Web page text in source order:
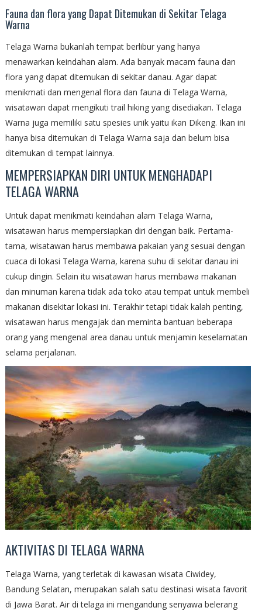
Fauna dan flora yang Dapat Ditemukan di Sekitar Telaga
Warna
Telaga Warna bukanlah tempat berlibur yang hanya
menawarkan keindahan alam. Ada banyak macam fauna dan
flora yang dapat ditemukan di sekitar danau. Agar dapat
menikmati dan mengenal flora dan fauna di Telaga Warna,
wisatawan dapat mengikuti trail hiking yang disediakan. Telaga
Warna juga memiliki satu spesies unik yaitu ikan Dikeng. Ikan ini
hanya bisa ditemukan di Telaga Warna saja dan belum bisa
ditemukan di tempat lainnya.
MEMPERSIAPKAN DIRI UNTUK MENGHADAPI
TELAGA WARNA
Untuk dapat menikmati keindahan alam Telaga Warna,
wisatawan harus mempersiapkan diri dengan baik. Pertama-
tama, wisatawan harus membawa pakaian yang sesuai dengan
cuaca di lokasi Telaga Warna, karena suhu di sekitar danau ini
cukup dingin. Selain itu wisatawan harus membawa makanan
dan minuman karena tidak ada toko atau tempat untuk membeli
makanan disekitar lokasi ini. Terakhir tetapi tidak kalah penting,
wisatawan harus mengajak dan meminta bantuan beberapa
orang yang mengenal area danau untuk menjamin keselamatan
selama perjalanan.
AKTIVITAS DI TELAGA WARNA
Telaga Warna, yang terletak di kawasan wisata Ciwidey,
Bandung Selatan, merupakan salah satu destinasi wisata favorit
di Jawa Barat. Air di telaga ini mengandung senyawa belerang